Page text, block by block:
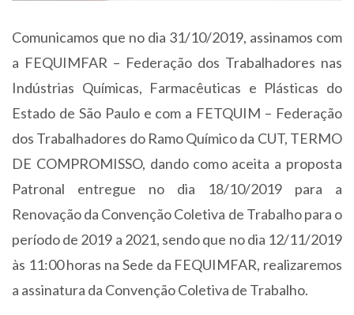
Comunicamos que no dia 31/10/2019, assinamos com
a FEQUIMFAR – Federação dos Trabalhadores nas
Indústrias Químicas, Farmacêuticas e Plásticas do
Estado de São Paulo e com a FETQUIM – Federação
dos Trabalhadores do Ramo Químico da CUT, TERMO
DE COMPROMISSO, dando como aceita a proposta
Patronal entregue no dia 18/10/2019 para a
Renovação da Convenção Coletiva de Trabalho para o
período de 2019 a 2021, sendo que no dia 12/11/2019
às 11:00 horas na Sede da FEQUIMFAR, realizaremos
a assinatura da Convenção Coletiva de Trabalho.